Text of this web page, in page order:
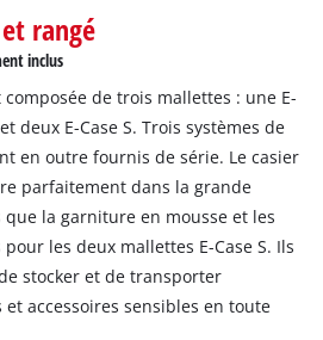
d’un casier amovible pour les
mallettes E-Case S comprend
pour un transport sûr et sans
Case S contenant quant à elle une
plastique pour ordonner et ranger
Trois autocollants de
fournis pour identifier en
chaque mallette.
rangé
inclus
composée de trois mallettes : une E-
deux E-Case S. Trois systèmes de
en outre fournis de série. Le casier
parfaitement dans la grande
que la garniture en mousse et les
les deux mallettes E-Case S. Ils
stocker et de transporter
accessoires sensibles en toute